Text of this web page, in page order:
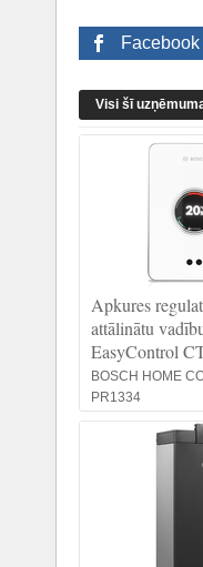
Facebook
Visi šī
Apkures
attālinātu
EasyControl
BOSCH HOME
PR1334